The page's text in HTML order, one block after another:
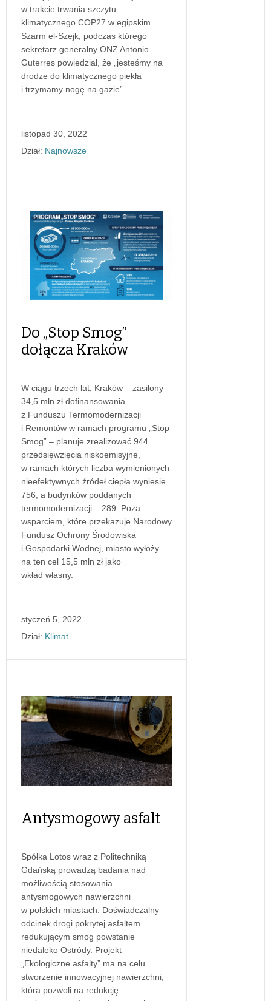
w trakcie trwania szczytu
klimatycznego COP27 w egipskim
Szarm el-Szejk, podczas którego
sekretarz generalny ONZ Antonio
Guterres powiedział, że „jesteśmy na
drodze do klimatycznego piekła
i trzymamy nogę na gazie”.
listopad 30, 2022
Dział: Najnowsze
Do „Stop Smog”
dołącza Kraków
W ciągu trzech lat, Kraków – zasilony
34,5 mln zł dofinansowania
z Funduszu Termomodernizacji
i Remontów w ramach programu „Stop
Smog” – planuje zrealizować 944
przedsięwzięcia niskoemisyjne,
w ramach których liczba wymienionych
nieefektywnych źródeł ciepła wyniesie
756, a budynków poddanych
termomodernizacji – 289. Poza
wsparciem, które przekazuje Narodowy
Fundusz Ochrony Środowiska
i Gospodarki Wodnej, miasto wyłoży
na ten cel 15,5 mln zł jako
wkład własny.
styczeń 5, 2022
Dział: Klimat
Antysmogowy asfalt
Spółka Lotos wraz z Politechniką
Gdańską prowadzą badania nad
możliwością stosowania
antysmogowych nawierzchni
w polskich miastach. Doświadczalny
odcinek drogi pokrytej asfaltem
redukującym smog powstanie
niedaleko Ostródy. Projekt
„Ekologiczne asfalty” ma na celu
stworzenie innowacyjnej nawierzchni,
która pozwoli na redukcję